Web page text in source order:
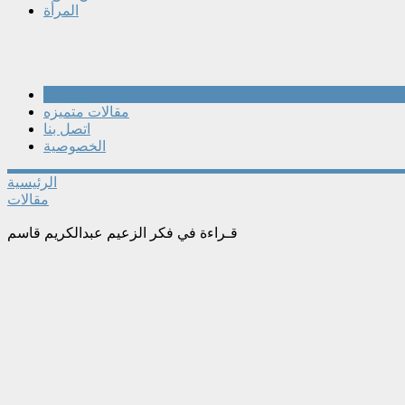
المرأة
مقالات متميزه
اتصل بنا
الخصوصية
الرئيسية
مقالات
قـراءة في فكر الزعيم عبدالكريم قاسم